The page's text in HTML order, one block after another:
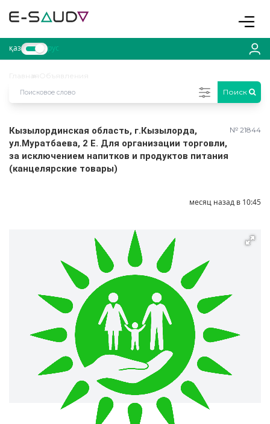
қаз рус
Главная
Объявления
Поиск
Кызылординская область, г.Кызылорда,
ул.Муратбаева, 2 Е. Для организации торговли,
за исключением напитков и продуктов питания
(канцелярские товары)
№ 21844
месяц назад в 10:45